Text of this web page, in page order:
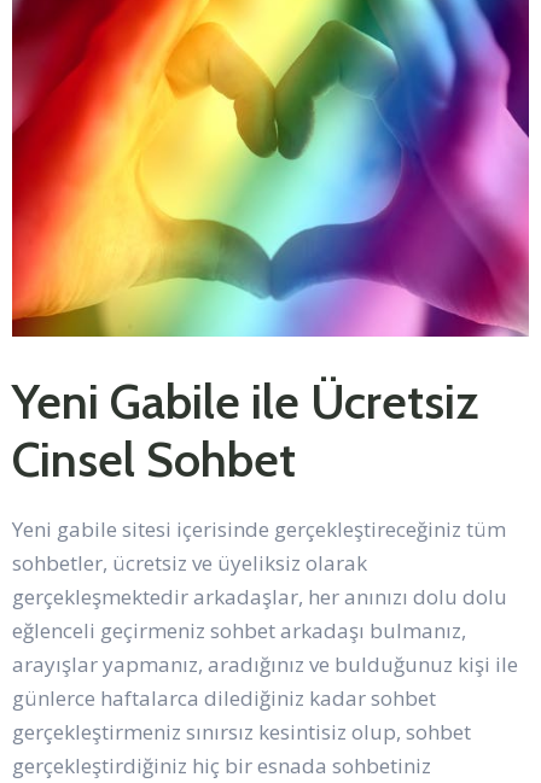
Yeni Gabile ile Ücretsiz
Cinsel Sohbet
Yeni gabile sitesi içerisinde gerçekleştireceğiniz tüm
sohbetler, ücretsiz ve üyeliksiz olarak
gerçekleşmektedir arkadaşlar, her anınızı dolu dolu
eğlenceli geçirmeniz sohbet arkadaşı bulmanız,
arayışlar yapmanız, aradığınız ve bulduğunuz kişi ile
günlerce haftalarca dilediğiniz kadar sohbet
gerçekleştirmeniz sınırsız kesintisiz olup, sohbet
gerçekleştirdiğiniz hiç bir esnada sohbetiniz